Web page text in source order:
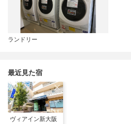
ランドリー
最近見た宿
ヴィアイン新大阪